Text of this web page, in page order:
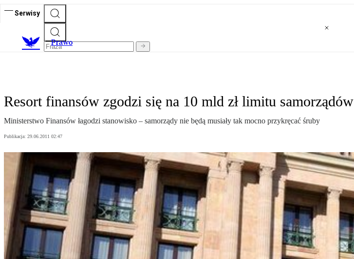
Serwisy
Prawo
Resort finansów zgodzi się na 10 mld zł limitu samorządów
Ministerstwo Finansów łagodzi stanowisko – samorządy nie będą musiały tak mocno przykręcać śruby
Publikacja: 29.06.2011 02:47